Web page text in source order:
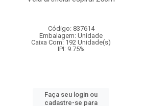
Código: 837614
Embalagem: Unidade
Caixa Com: 192 Unidade(s)
IPI: 9.75%
Faça seu login ou
cadastre-se para